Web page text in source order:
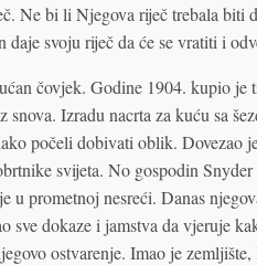
Ne bi li Njegova riječ trebala
daje svoju riječ da će se vratiti i
čovjek. Godine 1904. kupio je
snova. Izradu nacrta za kuću sa
počeli dobivati oblik. Dovezao
svijeta. No gospodin
u prometnoj nesreći. Danas
sve dokaze i jamstva da vjeruje
ostvarenje. Imao je